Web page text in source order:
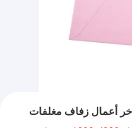
أعمال زفاف مغلفات